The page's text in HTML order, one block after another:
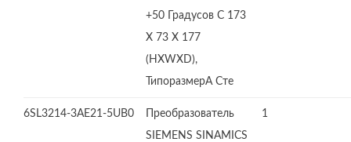
+50 Градусов C 173
X 73 X 177
(HXWXD),
ТипоразмерA Сте
6SL3214-3AE21-5UB0
Преобразователь
SIEMENS SINAMICS
1